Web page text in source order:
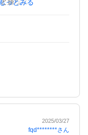
うになって気にな
と思います。
っとみる
2025/03/27
fqd********さん